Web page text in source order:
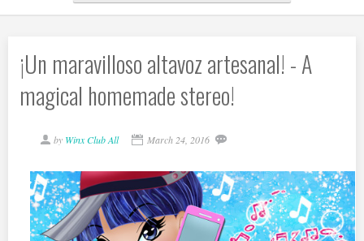
¡Un maravilloso altavoz artesanal! - A
magical homemade stereo!
by Winx Club All March 24, 2016